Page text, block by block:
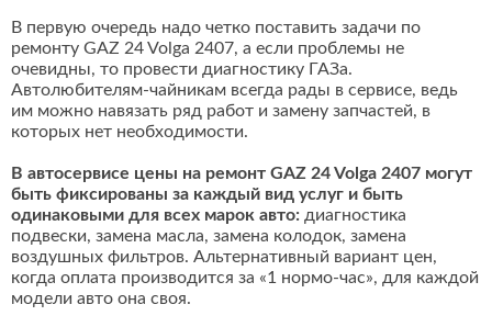
В первую очередь надо четко поставить задачи по
ремонту GAZ 24 Volga 2407, а если проблемы не
очевидны, то провести диагностику ГАЗа.
Автолюбителям-чайникам всегда рады в сервисе, ведь
им можно навязать ряд работ и замену запчастей, в
которых нет необходимости.
В автосервисе цены на ремонт GAZ 24 Volga 2407 могут
быть фиксированы за каждый вид услуг и быть
одинаковыми для всех марок авто: диагностика
подвески, замена масла, замена колодок, замена
воздушных фильтров. Альтернативный вариант цен,
когда оплата производится за «1 нормо-час», для каждой
модели авто она своя.